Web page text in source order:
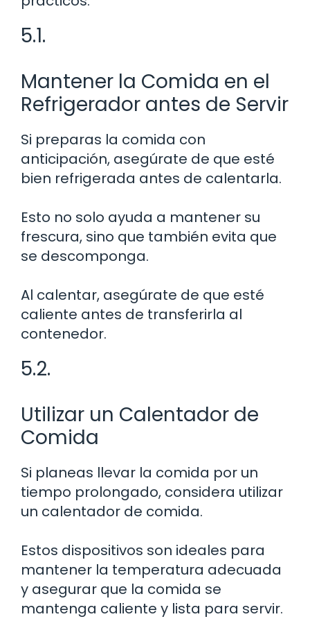
5.1.
Mantener la Comida en el
Refrigerador antes de Servir
Si preparas la comida con
anticipación, asegúrate de que esté
bien refrigerada antes de calentarla.
Esto no solo ayuda a mantener su
frescura, sino que también evita que
se descomponga.
Al calentar, asegúrate de que esté
caliente antes de transferirla al
contenedor.
5.2.
Utilizar un Calentador de
Comida
Si planeas llevar la comida por un
tiempo prolongado, considera utilizar
un calentador de comida.
Estos dispositivos son ideales para
mantener la temperatura adecuada
y asegurar que la comida se
mantenga caliente y lista para servir.